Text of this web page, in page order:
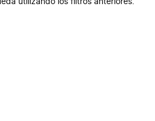
utilizando los filtros anteriores.